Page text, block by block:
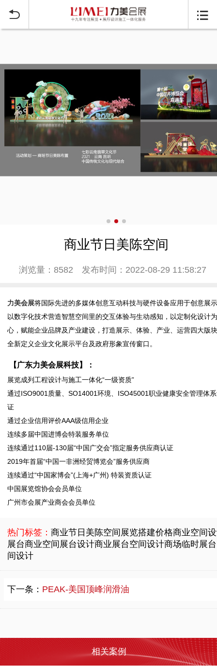
 
商业节日美陈空间
浏览量：8582 发布时间：2022-08-29 11:58:27
力美会展将国际先进的多媒体创意互动科技与硬件设备应用于创意展
以数字化技术营造智慧空间里的交互体验与生动感知，以定制化设计
心，赋能企业品牌及产业建设，打造展示、体验、产业、运营四大版
全新定义企业文化展示平台及政府形象宣传窗口。
【广东力美会展科技】：
展览成列工程设计与施工一体化“一级资质”
通过ISO9001质量、SO14001环境、ISO45001职业健康安全管理体
证
通过企业信用评价AAA级信用企业
连续多届中国进博会特装服务单位
连续通过110届-130届“中国广交会”指定服务供应商认证
2019年首届“中国一非洲经贸博览会”服务供应商
连续通过“中国家博会”(上海+广州) 特装资质认证
中国展览馆协会会员单位
广州市会展产业商会会员单位
热门标签： 商业节日美陈空间展览搭建价格商业空间
展台商业空间展台设计商业展台空间设计商场临时展
间设计
下一条： PEAK-美国顶峰润滑油
相关案例
赤岗社区党建中心
2022-11-19 10:26:45
印象大坡供销社展厅设计
2022-11-19 10:04:59
2022-09-20 11:58:37
2022-09-20 11:58:06
云南大益微生物奥秘厅【广东力美会展科技】： 展览成列工程设计与施工一体化“一级资质” 通过ISO9001质量、SO14001环境、ISO45001职业健康安全管理体系认证 通过企业信用评价AAA级信用企业 连续多届中国进博会特装服务单位